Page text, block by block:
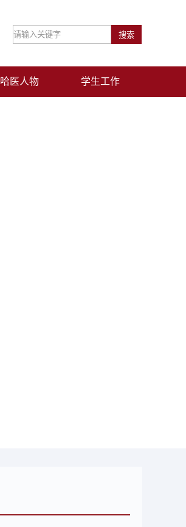
哈医人物 学生工作